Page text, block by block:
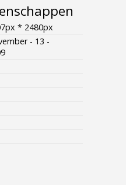
* 2480px
- 13 -